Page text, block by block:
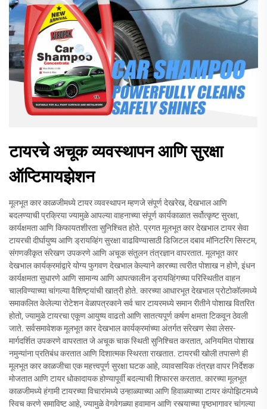
टायरचे अचूक व्यवस्थापन आणि सुरक्षा
ऑप्टिमायझेशन
मूलभूत कार काळजीमध्ये टायर व्यवस्थापन म्हणजे संपूर्ण देखरेख, देखभाल आणि
बदलण्याची प्रक्रिया ज्यामुळे आपल्या वाहनाच्या संपूर्ण कार्यकाळात सर्वोत्कृष्ट सुरक्षा,
कार्यक्षमता आणि किफायतशीरता सुनिश्चित होते. प्रगत मूलभूत कार देखभाल टायर सेवा
टायरची दीर्घायुष्य आणि ड्रायव्हिंग सुरक्षा वाढविण्यासाठी डिजिटल दबाव मॉनिटरिंग सिस्टम,
संगणकीकृत संरेखण उपकरणे आणि अचूक संतुलन तंत्रज्ञान वापरतात. मूलभूत कार
देखभाल कार्यक्रमांद्वारे योग्य फुगवण देखभाल केल्याने कारच्या त्वरीत पोशाख न होणे, इंधन
कार्यक्षमता सुधारणे आणि सामान्य आणि आपत्कालीन ड्रायव्हिंगच्या परिस्थितीत वाहन
चालविण्याच्या चांगल्या वैशिष्ट्यांची खात्री होते. कारच्या आधारभूत देखभाल प्रोटोकॉलमध्ये
समाकलित केलेल्या रोटेशन वेळापत्रकाने सर्व चार टायरमध्ये समान रीतीने पोशाख वितरित
होतो, ज्यामुळे टायरचा एकूण आयुष्य वाढतो आणि सातत्यपूर्ण कर्षण क्षमता टिकवून ठेवली
जाते. सर्वसमावेशक मूलभूत कार देखभाल कार्यक्रमांच्या अंतर्गत संरेखण सेवा लेसर-
मार्गदर्शित उपकरणे वापरतात जे अचूक चाक स्थिती सुनिश्चित करतात, अनियमित पोशाख
नमुन्यांना प्रतिबंध करतात आणि दिशात्मक स्थिरता राखतात. टायरची खोली तपासणे ही
मूलभूत कार काळजीचा एक महत्त्वपूर्ण सुरक्षा घटक आहे, व्यावसायिक तंत्रज्ञ वापर निर्देशक
मोजतात आणि टायर धोकादायक होण्यापूर्वी बदल्याची शिफारस करतात. कारच्या मूलभूत
काळजीमध्ये हंगामी टायरच्या विचारांमध्ये उन्हाळ्याच्या आणि हिवाळ्याच्या टायर कंपोझिटमध्ये
स्विच करणे समाविष्ट आहे, ज्यामुळे वेगवेगळ्या हवामान आणि रस्त्याच्या पृष्ठभागावर चांगल्या